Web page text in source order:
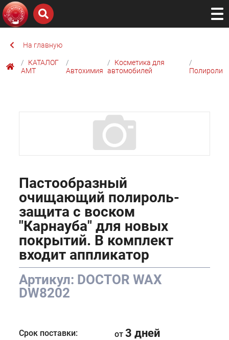
На главную
КАТАЛОГ
AMТ
Автохимия
Косметика для
автомобилей
Полироли
Пастообразный
очищающий полироль-
защита с воском
"Карнауба" для новых
покрытий. В комплект
входит аппликатор
Артикул: DOCTOR WAX
DW8202
Срок поставки: от 3 дней